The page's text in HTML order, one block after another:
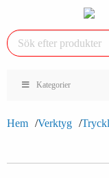
Kategorier
Hem Verktyg